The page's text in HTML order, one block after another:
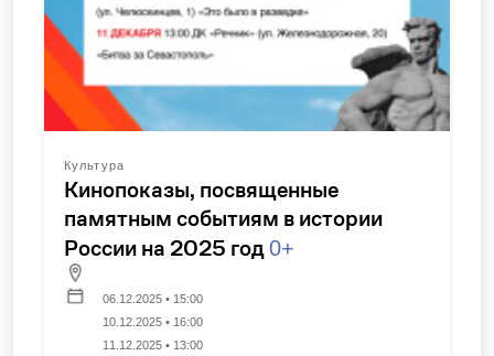
Культура
Кинопоказы, посвященные
памятным событиям в истории
России на 2025 год0+
06.12.2025 • 15:00
10.12.2025 • 16:00
11.12.2025 • 13:00